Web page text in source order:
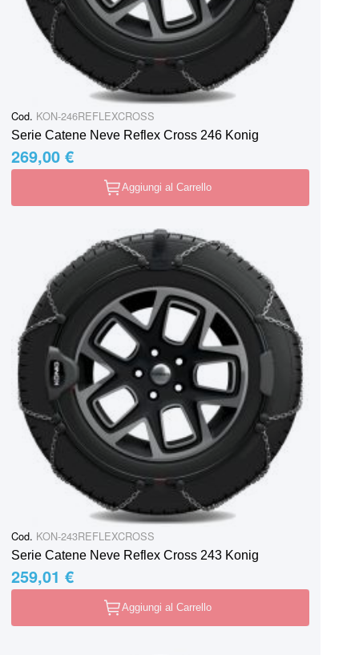
Cod. KON-246REFLEXCROSS
Serie Catene Neve Reflex Cross 246 Konig
269,00 €
Aggiungi al Carrello
Cod. KON-243REFLEXCROSS
Serie Catene Neve Reflex Cross 243 Konig
259,01 €
Aggiungi al Carrello